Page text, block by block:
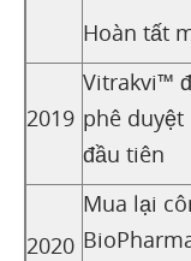
Hoàn tất
2019
Vitrakvi™
phê
đầu tiên
2020
Mua lại